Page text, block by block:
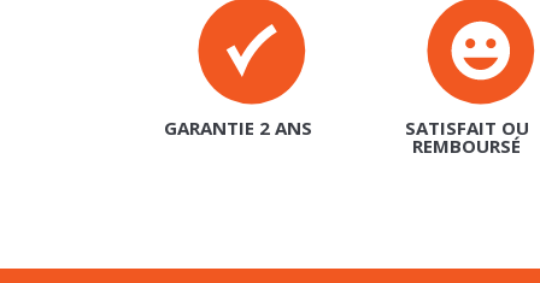
GARANTIE 2 ANS SATISFAIT OU
REMBOURSÉ
INSCRIPTION À NOTRE